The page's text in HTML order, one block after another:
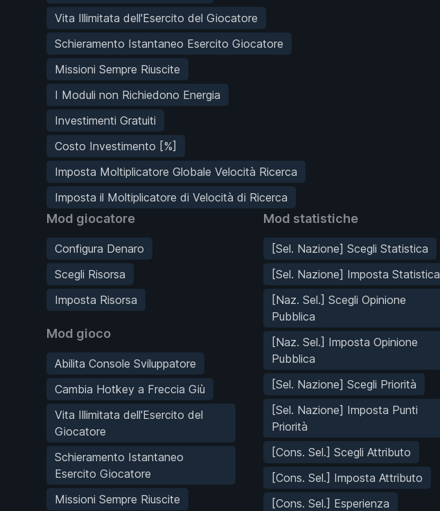
Vita Illimitata dell'Esercito del Giocatore
Schieramento Istantaneo Esercito Giocatore
Missioni Sempre Riuscite
I Moduli non Richiedono Energia
Investimenti Gratuiti
Costo Investimento [%]
Imposta Moltiplicatore Globale Velocità Ricerca
Imposta il Moltiplicatore di Velocità di Ricerca
Mod giocatore
Configura Denaro
Scegli Risorsa
Imposta Risorsa
Mod gioco
Abilita Console Sviluppatore
Cambia Hotkey a Freccia Giù
Vita Illimitata dell'Esercito del
Giocatore
Schieramento Istantaneo
Esercito Giocatore
Missioni Sempre Riuscite
Mod statistiche
[Sel. Nazione] Scegli Statistica
[Sel. Nazione] Imposta Statistica
[Naz. Sel.] Scegli Opinione
Pubblica
[Naz. Sel.] Imposta Opinione
Pubblica
[Sel. Nazione] Scegli Priorità
[Sel. Nazione] Imposta Punti
Priorità
[Cons. Sel.] Scegli Attributo
[Cons. Sel.] Imposta Attributo
[Cons. Sel.] Esperienza